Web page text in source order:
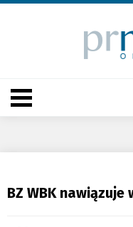
BZ WBK